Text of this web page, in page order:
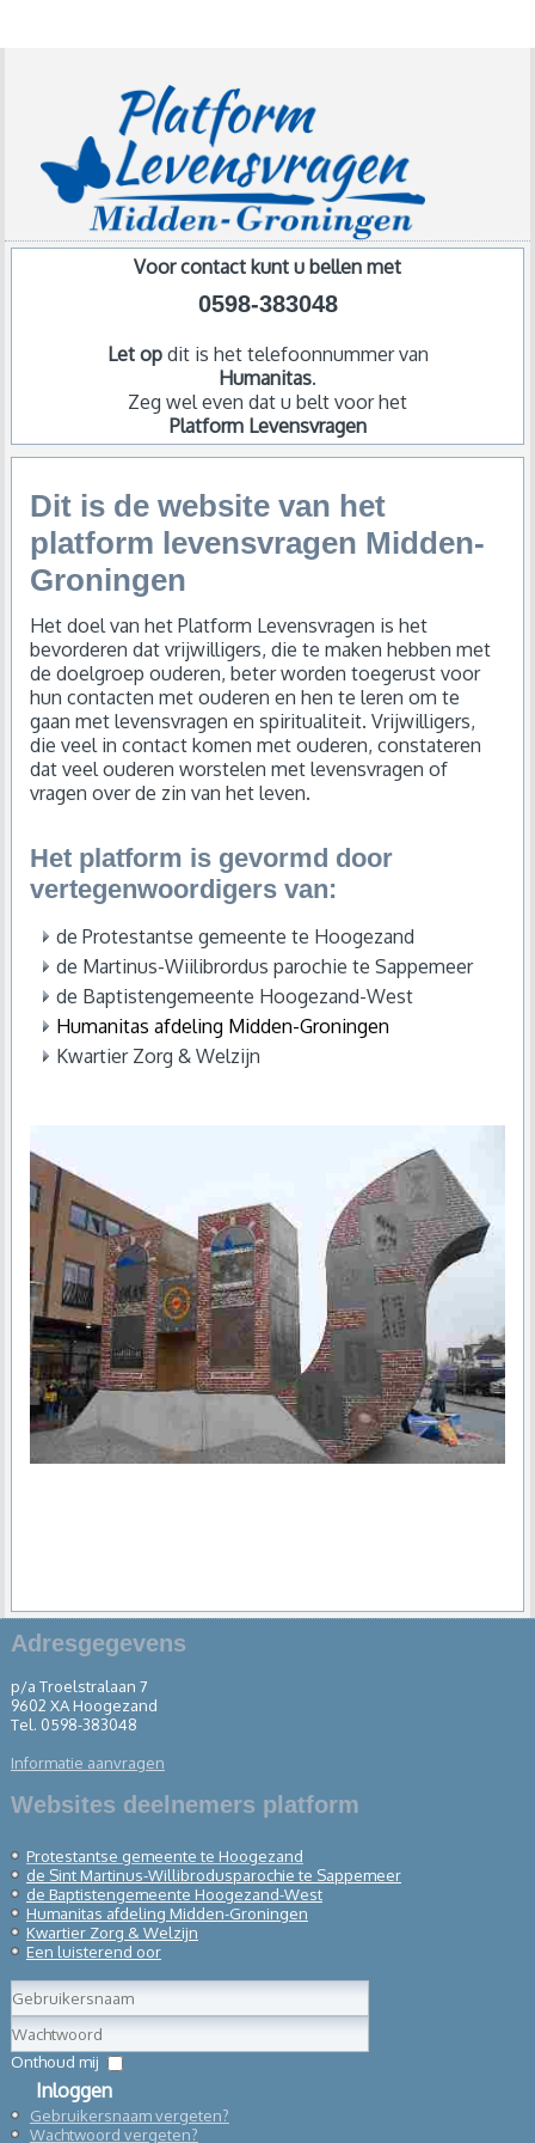
Voor contact kunt u bellen met
0598-383048
Let opdit is het telefoonnummer van
Humanitas.
Zeg wel even dat u belt voor het
Platform Levensvragen
Dit is de website van het
platform levensvragen Midden-
Groningen
Het doel van het Platform Levensvragen is het
bevorderen dat vrijwilligers, die te maken hebben met
de doelgroep ouderen, beter worden toegerust voor
hun contacten met ouderen en hen te leren om te
gaan met levensvragen en spiritualiteit. Vrijwilligers,
die veel in contact komen met ouderen, constateren
dat veel ouderen worstelen met levensvragen of
vragen over de zin van het leven.
Het platform is gevormd door
vertegenwoordigers van:
de Protestantse gemeente te Hoogezand
de Martinus-Wiilibrordus parochie te Sappemeer
de Baptistengemeente Hoogezand-West
Humanitas afdeling Midden-Groningen
Kwartier Zorg & Welzijn
Adresgegevens
p/a Troelstralaan 7
9602 XA Hoogezand
Tel. 0598-383048
Informatie aanvragen
Websites deelnemers platform
Protestantse gemeente te Hoogezand
de Sint Martinus-Willibrodusparochie te Sappemeer
de Baptistengemeente Hoogezand-West
Humanitas afdeling Midden-Groningen
Kwartier Zorg & Welzijn
Een luisterend oor
Gebruikersnaam
Wachtwoord
Onthoud mij
Inloggen
Gebruikersnaam vergeten?
Wachtwoord vergeten?